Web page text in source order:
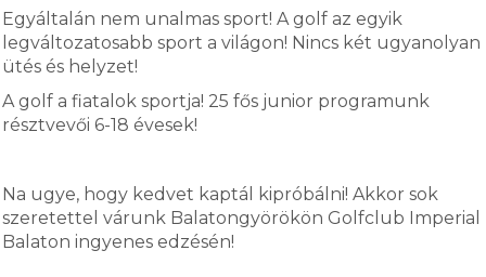
Egyáltalán nem unalmas sport! A golf az egyik
legváltozatosabb sport a világon! Nincs két ugyanolyan
ütés és helyzet!
A golf a fiatalok sportja! 25 fős junior programunk
résztvevői 6-18 évesek!
Na ugye, hogy kedvet kaptál kipróbálni! Akkor sok
szeretettel várunk Balatongyörökön Golfclub Imperial
Balaton ingyenes edzésén!